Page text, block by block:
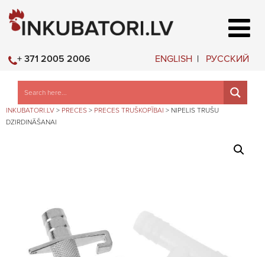
ENGLISH РУССКИЙ
+ 371 2005 2006
INKUBATORI.LV > PRECES > PRECES TRUŠKOPĪBAI > NIPELIS TRUŠU
DZIRDINĀŠANAI